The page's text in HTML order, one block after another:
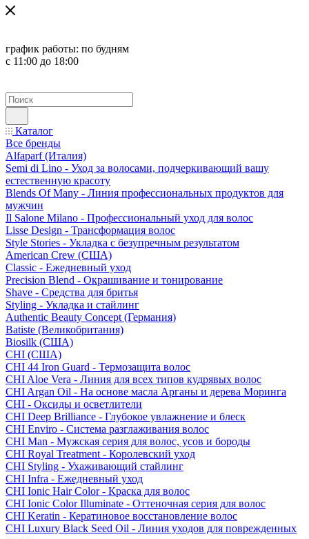
график работы: по будням
с 11:00 до 18:00
Каталог
Все бренды
Alfaparf (Италия)
Semi di Lino - Уход за волосами, подчеркивающий вашу
естественную красоту
Blends Of Many - Линия профессиональных продуктов для
мужчин
Il Salone Milano - Профессиональный уход для волос
Lisse Design - Трансформация волос
Style Stories - Укладка с безупречным результатом
American Crew (США)
Classic - Ежедневный уход
Precision Blend - Окрашивание и тонирование
Shave - Средства для бритья
Styling - Укладка и стайлинг
Authentic Beauty Concept (Германия)
Batiste (Великобритания)
Biosilk (США)
CHI (США)
CHI 44 Iron Guard - Термозащита волос
CHI Aloe Vera - Линия для всех типов кудрявых волос
CHI Argan Oil - На основе масла Арганы и дерева Моринга
CHI - Оксиды и осветлители
CHI Deep Brilliance - Глубокое увлажнение и блеск
CHI Enviro - Система разглаживания волос
CHI Man - Мужская серия для волос, усов и бороды
CHI Royal Treatment - Королевский уход
CHI Styling - Ухаживающий стайлинг
CHI Infra - Ежедневный уход
CHI Ionic Hair Color - Краска для волос
CHI Ionic Color Illuminate - Оттеночная серия для волос
CHI Keratin - Кератиновое восстановление волос
CHI Luxury Black Seed Oil - Линия уходов для поврежденных